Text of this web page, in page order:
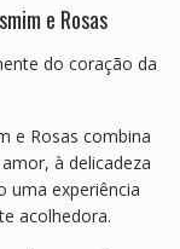
e Rosas
do coração da
e Rosas combina
à delicadeza
uma experiência
acolhedora.